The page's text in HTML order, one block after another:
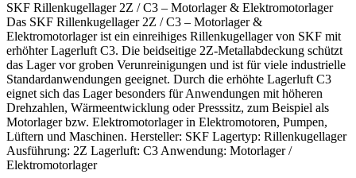
SKF Rillenkugellager 2Z / C3 – Motorlager & Elektromotorlager
Das SKF Rillenkugellager 2Z / C3 – Motorlager &
Elektromotorlager ist ein einreihiges Rillenkugellager von SKF mit
erhöhter Lagerluft C3. Die beidseitige 2Z-Metallabdeckung schützt
das Lager vor groben Verunreinigungen und ist für viele industrielle
Standardanwendungen geeignet. Durch die erhöhte Lagerluft C3
eignet sich das Lager besonders für Anwendungen mit höheren
Drehzahlen, Wärmeentwicklung oder Presssitz, zum Beispiel als
Motorlager bzw. Elektromotorlager in Elektromotoren, Pumpen,
Lüftern und Maschinen. Hersteller: SKF Lagertyp: Rillenkugellager
Ausführung: 2Z Lagerluft: C3 Anwendung: Motorlager /
Elektromotorlager